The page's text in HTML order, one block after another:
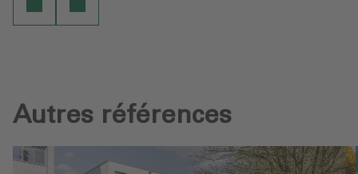
Autres références